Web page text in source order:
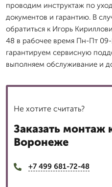
проводим инструктаж по
документов и гарантию. В
обратиться к Игорь
48 в рабочее время Пн-Пт
гарантируем сервисную
выполняем обслуживание и
Не хотите считать?
Заказать монтаж
Воронеже
+7 499 681-72-48